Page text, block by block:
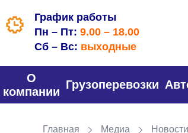
График работы
Пн – Пт: 9.00 – 18.00
Сб – Вс: выходные
О
компании
Грузоперевозки
Главная Медиа Новости